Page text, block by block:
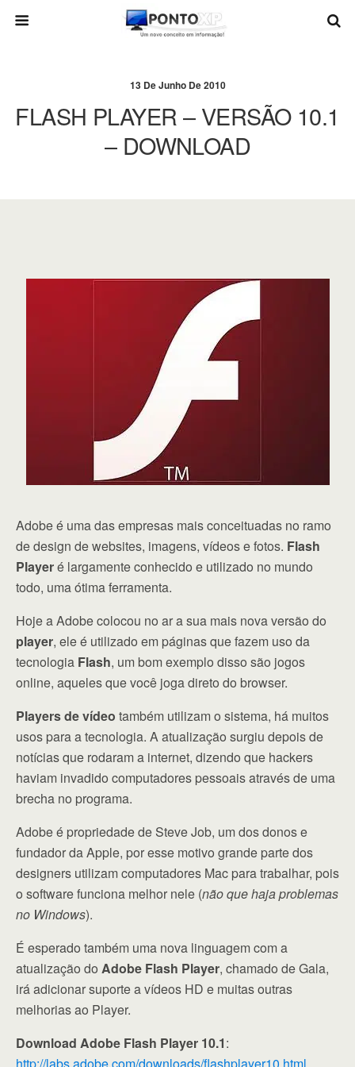
13 De Junho De 2010
FLASH PLAYER – VERSÃO 10.1
– DOWNLOAD
Adobe é uma das empresas mais conceituadas no ramo
de design de websites, imagens, vídeos e fotos. Flash
Playeré largamente conhecido e utilizado no mundo
todo, uma ótima ferramenta.
Hoje a Adobe colocou no ar a sua mais nova versão do
player, ele é utilizado em páginas que fazem uso da
tecnologia Flash, um bom exemplo disso são jogos
online, aqueles que você joga direto do browser.
Players de vídeo também utilizam o sistema, há muitos
usos para a tecnologia. A atualização surgiu depois de
notícias que rodaram a internet, dizendo que hackers
haviam invadido computadores pessoais através de uma
brecha no programa.
Adobe é propriedade de Steve Job, um dos donos e
fundador da Apple, por esse motivo grande parte dos
designers utilizam computadores Mac para trabalhar, pois
o software funciona melhor nele (não que haja problemas
no Windows).
É esperado também uma nova linguagem com a
atualização do Adobe Flash Player, chamado de Gala,
irá adicionar suporte a vídeos HD e muitas outras
melhorias ao Player.
Download Adobe Flash Player 10.1: